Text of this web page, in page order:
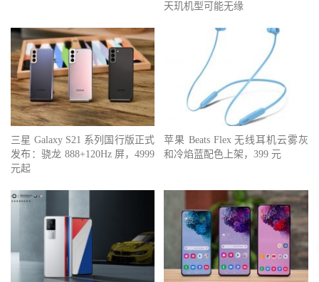
天玑机型可能无缘
三星 Galaxy S21 系列国行版正式
发布：骁龙 888+120Hz 屏，4999
元起
苹果 Beats Flex 无线耳机云雾灰
和冷焰蓝配色上架，399 元